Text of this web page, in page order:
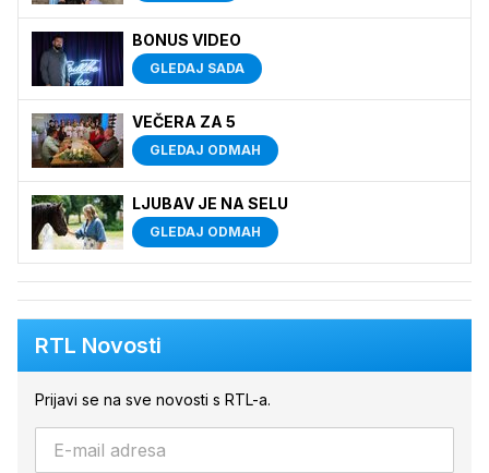
BONUS VIDEO
GLEDAJ SADA
VEČERA ZA 5
GLEDAJ ODMAH
LJUBAV JE NA SELU
GLEDAJ ODMAH
RTL Novosti
Prijavi se na sve novosti s RTL-a.